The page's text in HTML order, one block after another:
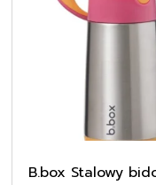
B.box Stalowy